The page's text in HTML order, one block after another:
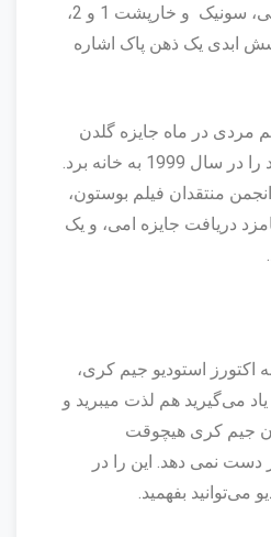
در بازی زندگی،پسرکابلی، سونیک و خارپشت 1 و 2،
ابدی یک ذهن پاک اشاره
مردی در ماه جایزه گلدن
گلوب بهترین بازیگر مرد را در سال 1999 به خانه برد.
منتقدان فیلم بوستون،
دریافت جایزه امی، و یک
اکتورز استودیو جیم کری،
می‌گیرید هم لذت میبرید و
جیم کری هیچوقت
دست نمی دهد. این را در
می‌توانید بفهمید.